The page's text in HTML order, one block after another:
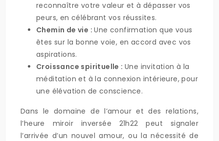
reconnaître votre valeur et à dépasser vos
peurs, en célébrant vos réussites.
Chemin de vie :Une confirmation que vous
êtes sur la bonne voie, en accord avec vos
aspirations.
Croissance spirituelle : Une invitation à la
méditation et à la connexion intérieure, pour
une élévation de conscience.
Dans le domaine de l’amour et des relations,
l’heure miroir inversée 21h22 peut signaler
l’arrivée d’un nouvel amour, ou la nécessité de